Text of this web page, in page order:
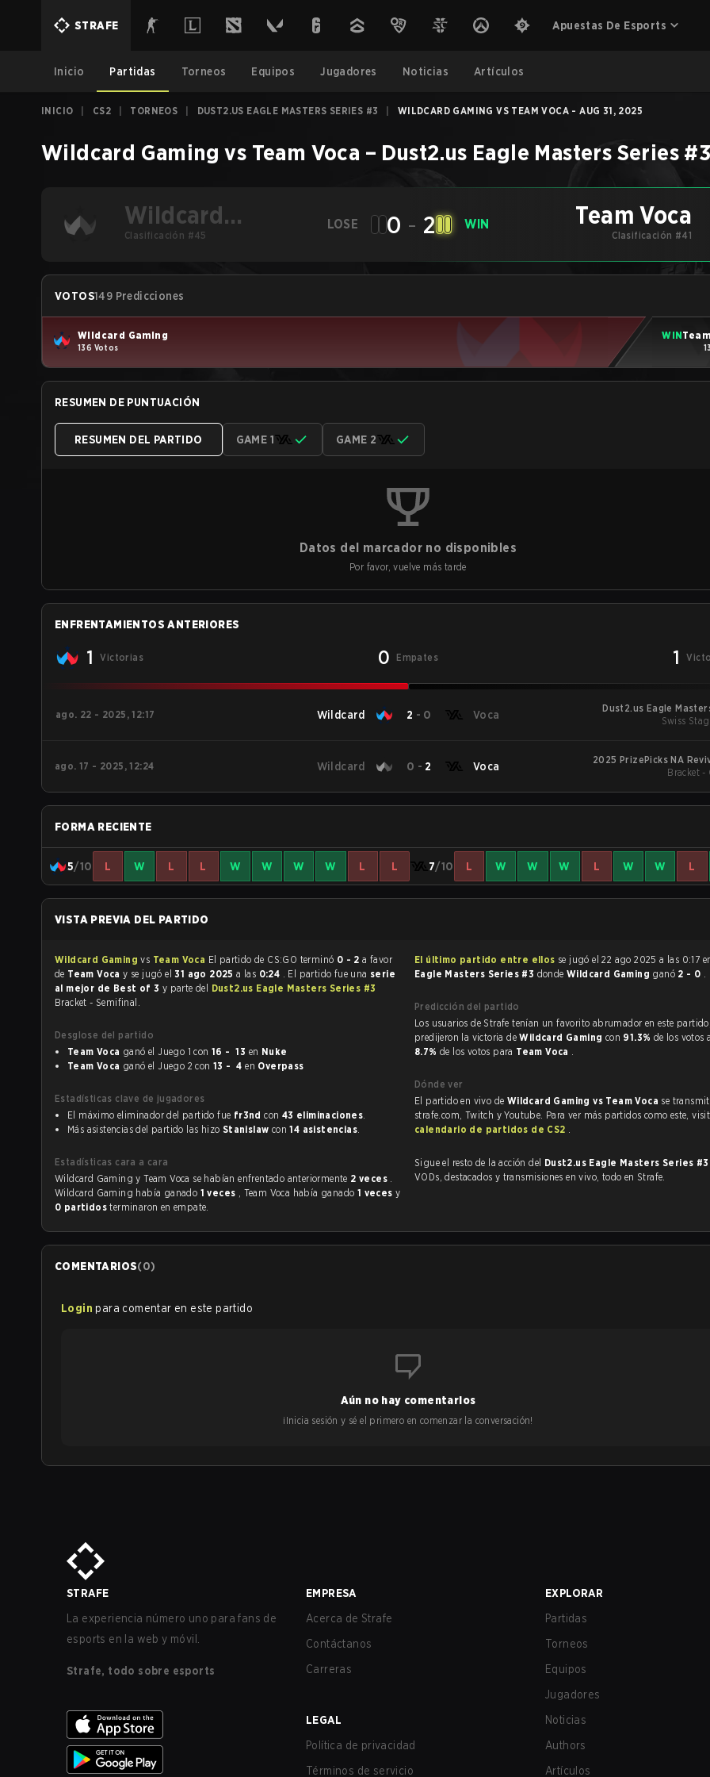
STRAFE Apuestas De Esports
Inicio Partidas Torneos Equipos Jugadores Noticias Artículos
INICIO CS2 TORNEOS DUST2.US EAGLE MASTERS SERIES #3 WILDCARD GAMING VS TEAM VOCA - AUG 31, 2025
Wildcard Gaming vs Team Voca – Dust2.us Eagle Masters Series #3
Wildcard
Gaming
Clasificación #45
LOSE 0 - 2 WIN Team Voca
Clasificación #41
VOTOS149 Predicciones
Wildcard Gaming
136 Votos
WIN
RESUMEN DE PUNTUACIÓN
RESUMEN DEL PARTIDO GAME 1 GAME 2
Datos del marcador no disponibles
Por favor, vuelve más tarde
ENFRENTAMIENTOS ANTERIORES
1 Victorias 0 Empates 1
ago. 22 - 2025, 12:17 Wildcard 2 - 0 Voca
Dust2.us Eagle
Swiss
ago. 17 - 2025, 12:24 Wildcard 0 - 2 Voca
2025 PrizePicks NA
Bracket -
FORMA RECIENTE
5/10 L W L L W W W W L L 7/10 L W W W L W W L
VISTA PREVIA DEL PARTIDO
Wildcard Gamingvs Team Voca El partido de CS:GO terminó 0 - 2 a favor
de Team Vocay se jugó el31 ago 2025a las 0:24 . El partido fue una serie
al mejor de Best of 3 y parte del Dust2.us Eagle Masters Series #3
Bracket - Semifinal.
Desglose del partido
Team Voca
ganó el Juego 1 con 16 - 13 en Nuke
Team Voca
ganó el Juego 2 con 13 - 4 en Overpass
Estadísticas clave de jugadores
El máximo eliminador del partido fue fr3nd con 43 eliminaciones.
Más asistencias del partido las hizo Stanislaw con14 asistencias.
Estadísticas cara a cara
Wildcard Gaming y Team Voca se habían enfrentado anteriormente 2 veces .
Wildcard Gaming había ganado 1 veces , Team Voca había ganado 1 veces y
0 partidosterminaron en empate.
El último partido entre ellos se jugó el 22 ago 2025 a las 0:17
Eagle Masters Series #3 donde Wildcard Gaming ganó 2 - 0 .
Predicción del partido
Los usuarios de Strafe tenían un favorito abrumador en este partido, y
predijeron la victoria deWildcard Gaming con 91.3% de los votos
8.7% de los votos para Team Voca .
Dónde ver
El partido en vivo de Wildcard Gaming vs Team Voca se
strafe.com, Twitch y Youtube. Para ver más partidos como este,
calendario de partidos de CS2 .
Sigue el resto de la acción del Dust2.us Eagle Masters Series #3
VODs, destacados y transmisiones en vivo, todo en Strafe.
COMENTARIOS(0)
Login para comentar en este partido
Aún no hay comentarios
¡Inicia sesión y sé el primero en comenzar la conversación!
STRAFE
La experiencia número uno para fans de
esports en la web y móvil.
Strafe, todo sobre esports
EMPRESA
Acerca de Strafe
Contáctanos
Carreras
LEGAL
Política de privacidad
Términos de servicio
EXPLORAR
Partidas
Torneos
Equipos
Jugadores
Noticias
Authors
Artículos